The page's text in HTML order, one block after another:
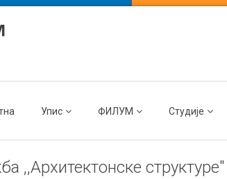
Упис ФИЛУМ Студије
,,Архитектонске структуре"